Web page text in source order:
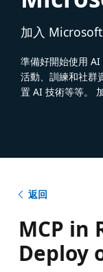
加入
準備好開始使用
活動、訓練和社群
置 AI 技術等等。
返回
MCP in
Deploy